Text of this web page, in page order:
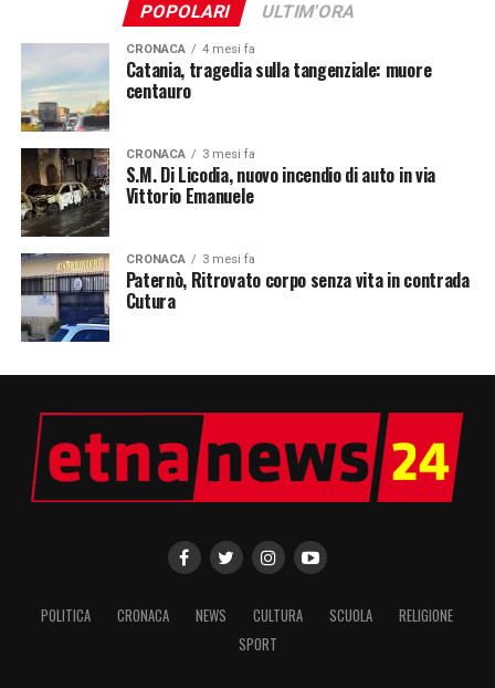
POPOLARI ULTIM'ORA
CRONACA 4 mesi fa
Catania, tragedia sulla tangenziale: muore
centauro
CRONACA 3 mesi fa
S.M. Di Licodia, nuovo incendio di auto in via
Vittorio Emanuele
CRONACA 3 mesi fa
Paternò, Ritrovato corpo senza vita in contrada
Cutura
POLITICA CRONACA NEWS CULTURA SCUOLA
RELIGIONE
SPORT